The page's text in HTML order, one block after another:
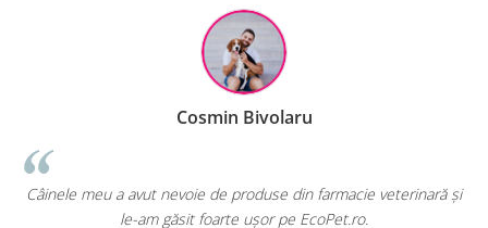
Cosmin Bivolaru
Câinele meu a avut nevoie de produse din farmacie veterinară și
le-am găsit foarte ușor pe EcoPet.ro.